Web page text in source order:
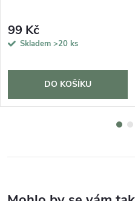
99 Kč
Skladem >20 ks
DO KOŠÍKU